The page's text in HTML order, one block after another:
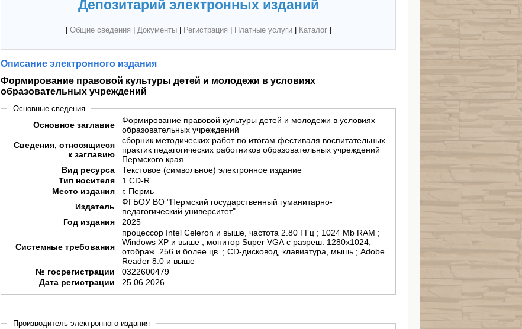
Депозитарий электронных изданий
Общие сведения Документы| Регистрация Платные услуги| Каталог|
Описание электронного издания
Формирование правовой культуры детей и молодежи в условиях
образовательных учреждений
Основные сведения
Основное заглавие
Формирование правовой культуры детей и молодежи в условиях
образовательных учреждений
Сведения, относящиеся
к заглавию
сборник методических работ по итогам фестиваля воспитательных
практик педагогических работников образовательных учреждений
Пермского края
Вид ресурса
Текстовое (символьное) электронное издание
Тип носителя
1 CD-R
Место издания
г. Пермь
Издатель
ФГБОУ ВО "Пермский государственный гуманитарно-
педагогический университет"
Год издания
2025
Системные требования
процессор Intel Celeron и выше, частота 2.80 ГГц ; 1024 Mb RAM ;
Windows XP и выше ; монитор Super VGA с разреш. 1280х1024,
отображ. 256 и более цв. ; CD-дисковод, клавиатура, мышь ; Adobe
Reader 8.0 и выше
№ госрегистрации
0322600479
Дата регистрации
25.06.2026
Производитель электронного издания